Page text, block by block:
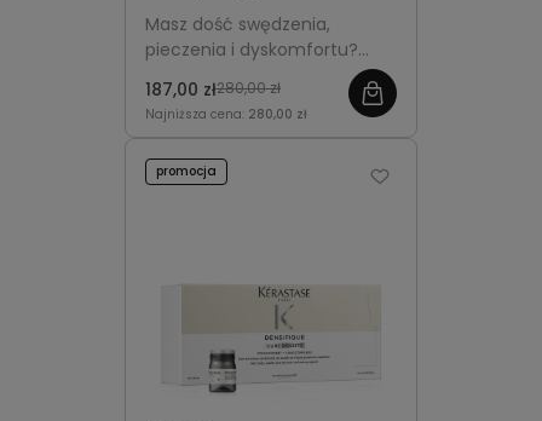
Masz dość swędzenia,
pieczenia i dyskomfortu?
Kerastase Genesis
Ampułki Kuracja Kojąca–
Twoją 10-dniową intensywną
skoncentrowana dawka
skórze głowy tarczę
187,00 zł280,00 zł
Najniższa cena: 280,00 zł
promocja